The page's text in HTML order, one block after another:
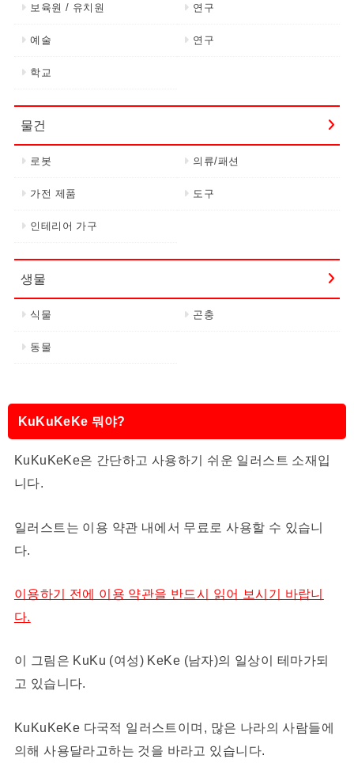
보육원 / 유치원 연구
예술 연구
학교
물건
로봇 의류/패션
가전 제품 도구
인테리어 가구
생물
식물 곤충
동물
KuKuKeKe 뭐야?
KuKuKeKe은 간단하고 사용하기 쉬운 일러스트 소재입
니다.
일러스트는 이용 약관 내에서 무료로 사용할 수 있습니
다.
이용하기 전에 이용 약관을 반드시 읽어 보시기 바랍니
다.
이 그림은 KuKu (여성) KeKe (남자)의 일상이 테마가되
고 있습니다.
KuKuKeKe 다국적 일러스트이며, 많은 나라의 사람들에
의해 사용달라고하는 것을 바라고 있습니다.